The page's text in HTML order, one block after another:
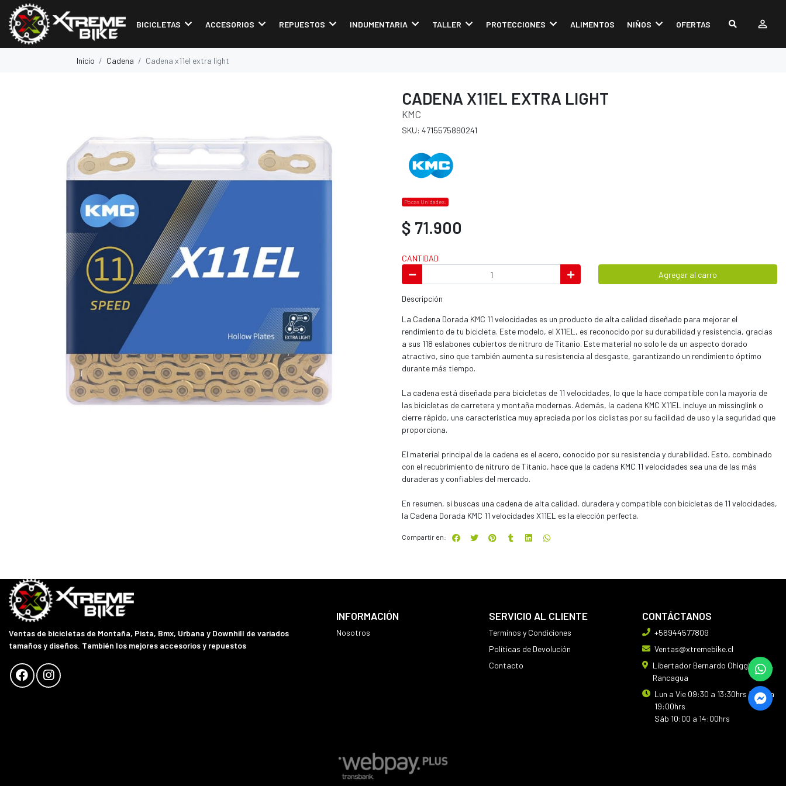
BICICLETAS ACCESORIOS REPUESTOS INDUMENTARIA TALLER PROTECCIONES ALIMENTOS NIÑOS OFERTAS
Inicio Cadena Cadena x11el extra light
CADENA X11EL EXTRA LIGHT
KMC
SKU: 4715575890241
Pocas Unidades.
$ 71.900
CANTIDAD
Agregar al carro
Descripción
La Cadena Dorada KMC 11 velocidades es un producto de alta calidad diseñado para mejorar el
rendimiento de tu bicicleta. Este modelo, el X11EL, es reconocido por su durabilidad y resistencia, gracias
a sus 118 eslabones cubiertos de nitruro de Titanio. Este material no solo le da un aspecto dorado
atractivo, sino que también aumenta su resistencia al desgaste, garantizando un rendimiento óptimo
durante más tiempo.
La cadena está diseñada para bicicletas de 11 velocidades, lo que la hace compatible con la mayoría de
las bicicletas de carretera y montaña modernas. Además, la cadena KMC X11EL incluye un missinglink o
cierre rápido, una característica muy apreciada por los ciclistas por su facilidad de uso y la seguridad que
proporciona.
El material principal de la cadena es el acero, conocido por su resistencia y durabilidad. Esto, combinado
con el recubrimiento de nitruro de Titanio, hace que la cadena KMC 11 velocidades sea una de las más
duraderas y confiables del mercado.
En resumen, si buscas una cadena de alta calidad, duradera y compatible con bicicletas de 11 velocidades,
la Cadena Dorada KMC 11 velocidades X11EL es la elección perfecta.
Compartir en:
Ventas de bicicletas de Montaña, Pista, Bmx, Urbana y Downhill de variados
tamaños y diseños. También los mejores accesorios y repuestos
INFORMACIÓN
Nosotros
SERVICIO AL CLIENTE
Terminos y Condiciones
Políticas de Devolución
Contacto
CONTÁCTANOS
+56944577809
Ventas@xtremebike.cl
Libertador Bernardo Ohiggins 410,
Rancagua
Lun a Vie 09:30 a 13:30hrs 14:30 a
19:00hrs
Sáb 10:00 a 14:00hrs